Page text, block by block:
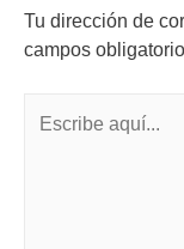
Tu dirección de
campos